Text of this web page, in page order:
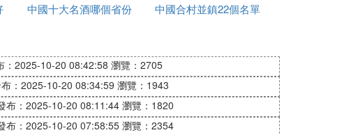
館可能因個人口味或平台榜單不同有所變化，
少
中國十大名酒哪個省份
中國合村並鎮22個名單
：2025-10-20 08:42:58 瀏覽：2705
：2025-10-20 08:34:59 瀏覽：1943
布：2025-10-20 08:11:44瀏覽：1820
布：2025-10-20 07:58:55瀏覽：2354